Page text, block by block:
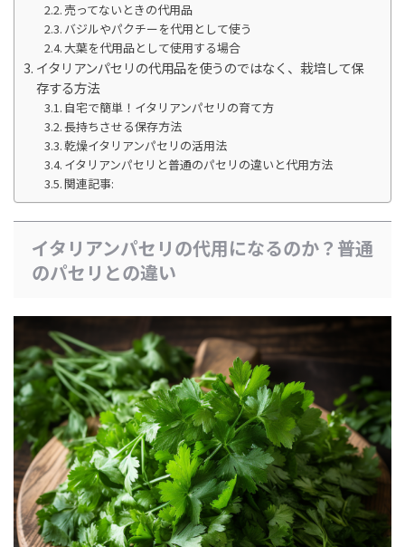
売ってないときの代用品
バジルやパクチーを代用として使う
大葉を代用品として使用する場合
イタリアンパセリの代用品を使うのではなく、栽培して保
存する方法
自宅で簡単！イタリアンパセリの育て方
長持ちさせる保存方法
乾燥イタリアンパセリの活用法
イタリアンパセリと普通のパセリの違いと代用方法
関連記事:
イタリアンパセリの代用になるのか？普通
のパセリとの違い